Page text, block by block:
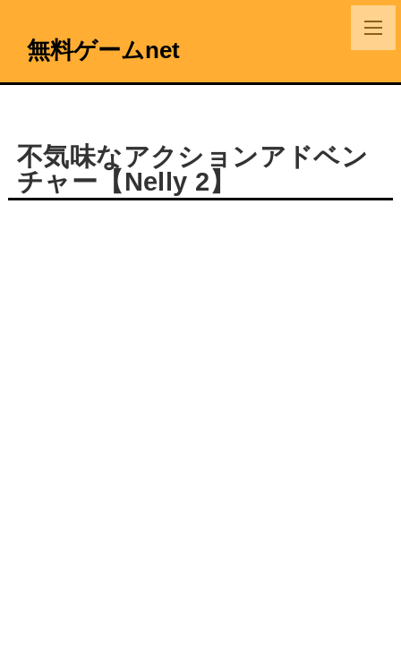
無料ゲームnet
不気味なアクションアドベン
チャー【Nelly 2】